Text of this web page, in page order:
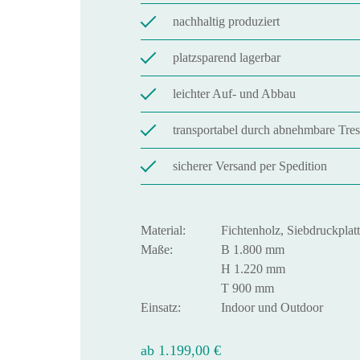
nachhaltig produziert
platzsparend lagerbar
leichter Auf- und Abbau
transportabel durch abnehmbare
sicherer Versand per Spedition
Material:
Fichtenholz,
Maße:
B 1.800 mm
H 1.220 mm
T 900 mm
Einsatz:
Indoor und Outdoor
ab 1.199,00 €